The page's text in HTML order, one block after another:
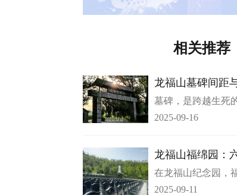
相关推荐
龙福山墓碑间距
水秘辛
墓碑，是跨越生死
思念的无声载体。
承” 的深层密码。
里，墓碑的间距与
大师眼中关乎 “阴
而在龙福山墓园，
2025-09-16
龙福山福绵园：
生命画卷
在龙福山纪念园，
—— 晚渡苑、夕照
2025-09-11